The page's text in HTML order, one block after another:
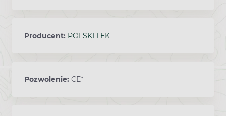
Producent: POLSKI LEK
Pozwolenie: CE*